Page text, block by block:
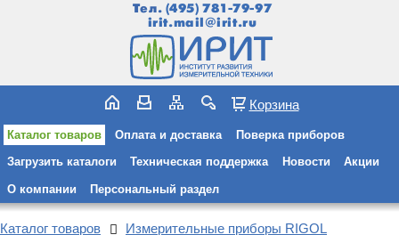
Тел. (495) 781-79-97
irit.mail@irit.ru
Корзина
Каталог товаров Оплата и доставка Поверка приборов
Загрузить каталоги Техническая поддержка Новости Акции
О компании Персональный раздел
Каталог товаров
Измерительные приборы RIGOL